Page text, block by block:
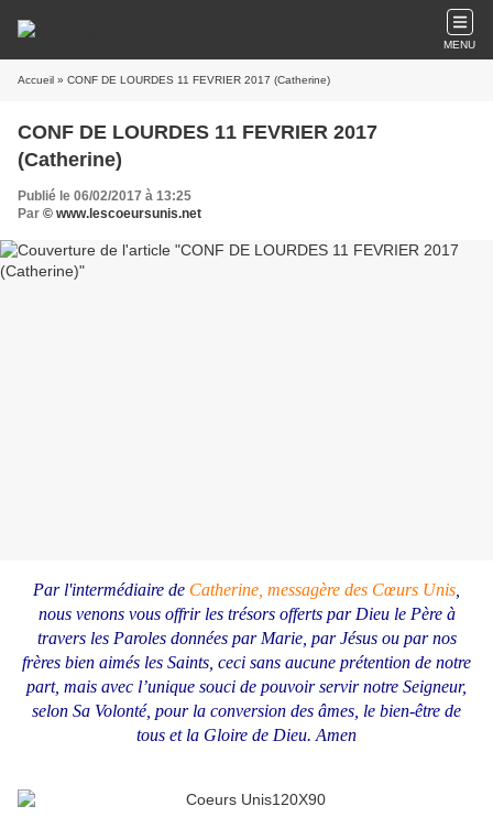
MENU
Accueil » CONF DE LOURDES 11 FEVRIER 2017 (Catherine)
CONF DE LOURDES 11 FEVRIER 2017
(Catherine)
Publié le 06/02/2017 à 13:25
Par © www.lescoeursunis.net
Par l'intermédiaire de Catherine, messagère des Cœurs Unis
nous venons vous offrir les trésors offerts par Dieu le Père à
travers les Paroles données par Marie, par Jésus ou par nos
frères bien aimés les Saints, ceci sans aucune prétention de notre
part, mais avec l’unique souci de pouvoir servir notre Seigneur,
selon Sa Volonté, pour la conversion des âmes, le bien-être de
tous et la Gloire de Dieu. Amen